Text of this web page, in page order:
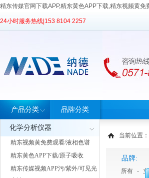
精东传媒官网下载APP,精东黄色APP下载,精东视频黄
24小时服务热线| 153 8104 2257
产品分类
化学分析仪器
精东视频黄免费观看/液相色谱
精东黄色APP下载/原子吸收
精东传媒视频APP污/紫外/可见光
品牌分类
当前位置：
品牌:
所有 -